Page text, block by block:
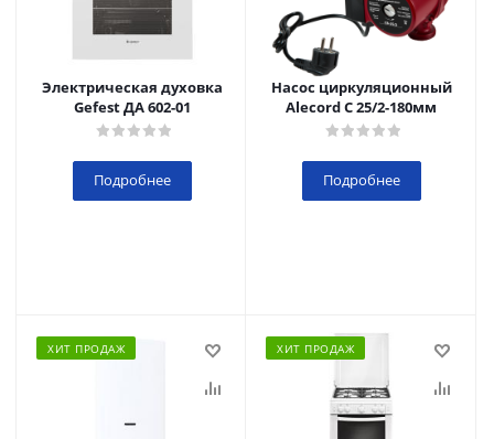
Электрическая духовка
Gefest ДА 602-01
Подробнее
Насос циркуляционный
Alecord C 25/2-180мм
Подробнее
ХИТ ПРОДАЖ ХИТ ПРОДАЖ